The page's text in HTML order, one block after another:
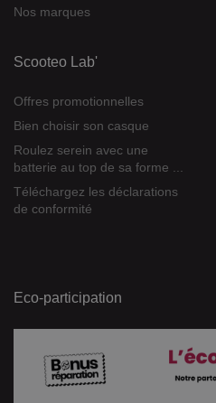
Nos marques
Scooteo Lab'
Offres promotionnelles
Bien choisir son casque
Roulez serein avec une
batterie au top de sa forme ...
Téléchargez les déclarations
de conformité
Eco-participation